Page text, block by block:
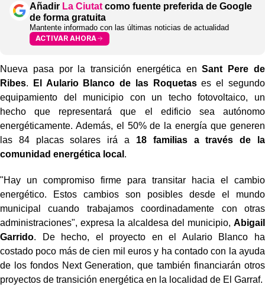
Añadir La Ciutat como fuente preferida de Google
de forma gratuita
Mantente informado con las últimas noticias de actualidad
ACTIVAR AHORA
Nueva pasa por la transición energética enSant Pere de
Ribes. El Aulario Blanco de las Roquetases el segundo
equipamiento del municipio con un techo fotovoltaico, un
hecho que representará que el edificio sea autónomo
energéticamente. Además, el 50% de la energía que generen
las 84 placas solares irá a 18 familias a través de la
comunidad energética local .
"Hay un compromiso firme para transitar hacia el cambio
energético. Estos cambios son posibles desde el mundo
municipal cuando trabajamos coordinadamente con otras
administraciones", expresa la alcaldesa del municipio, Abigail
Garrido. De hecho, el proyecto en el Aulario Blanco ha
costado poco más de cien mil euros y ha contado con la ayuda
de los fondos Next Generation, que también financiarán otros
proyectos de transición energética en la localidad de El Garraf.